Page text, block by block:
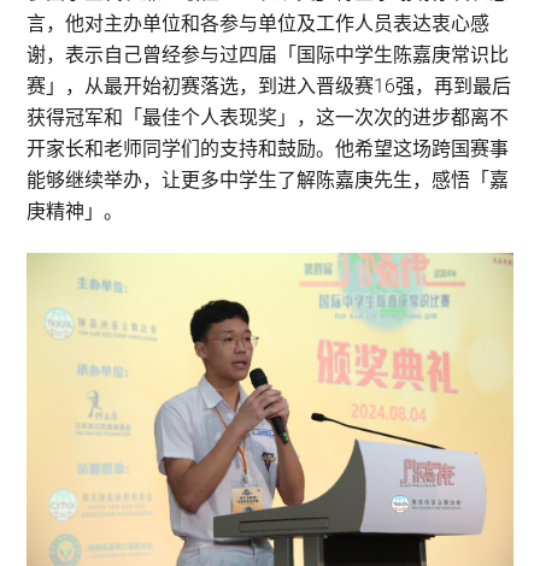
言，他对主办单位和各参与单位及工作人员表达衷心感
谢，表示自己曾经参与过四届「国际中学生陈嘉庚常识比
赛」，从最开始初赛落选，到进入晋级赛16强，再到最后
获得冠军和「最佳个人表现奖」，这一次次的进步都离不
开家长和老师同学们的支持和鼓励。他希望这场跨国赛事
能够继续举办，让更多中学生了解陈嘉庚先生，感悟「嘉
庚精神」。